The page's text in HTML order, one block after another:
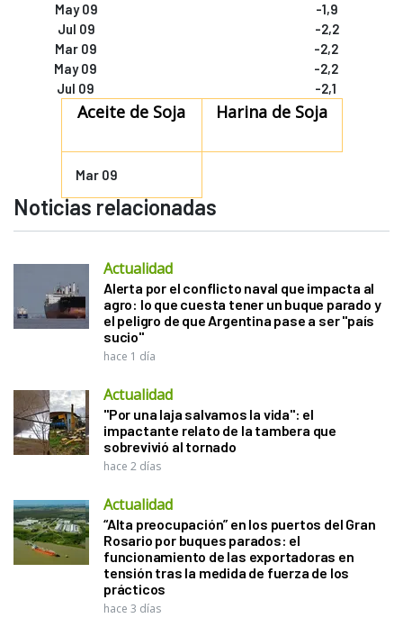
May 09
-1,9
Jul 09
-2,2
Mar 09
-2,2
May 09
-2,2
Jul 09
-2,1
Aceite de Soja Harina de Soja
Mar 09
Noticias relacionadas
Actualidad
Alerta por el conflicto naval que impacta al
agro: lo que cuesta tener un buque parado y
el peligro de que Argentina pase a ser "país
sucio"
hace 1 día
Actualidad
"Por una laja salvamos la vida": el
impactante relato de la tambera que
sobrevivió al tornado
hace 2 días
Actualidad
“Alta preocupación” en los puertos del Gran
Rosario por buques parados: el
funcionamiento de las exportadoras en
tensión tras la medida de fuerza de los
prácticos
hace 3 días